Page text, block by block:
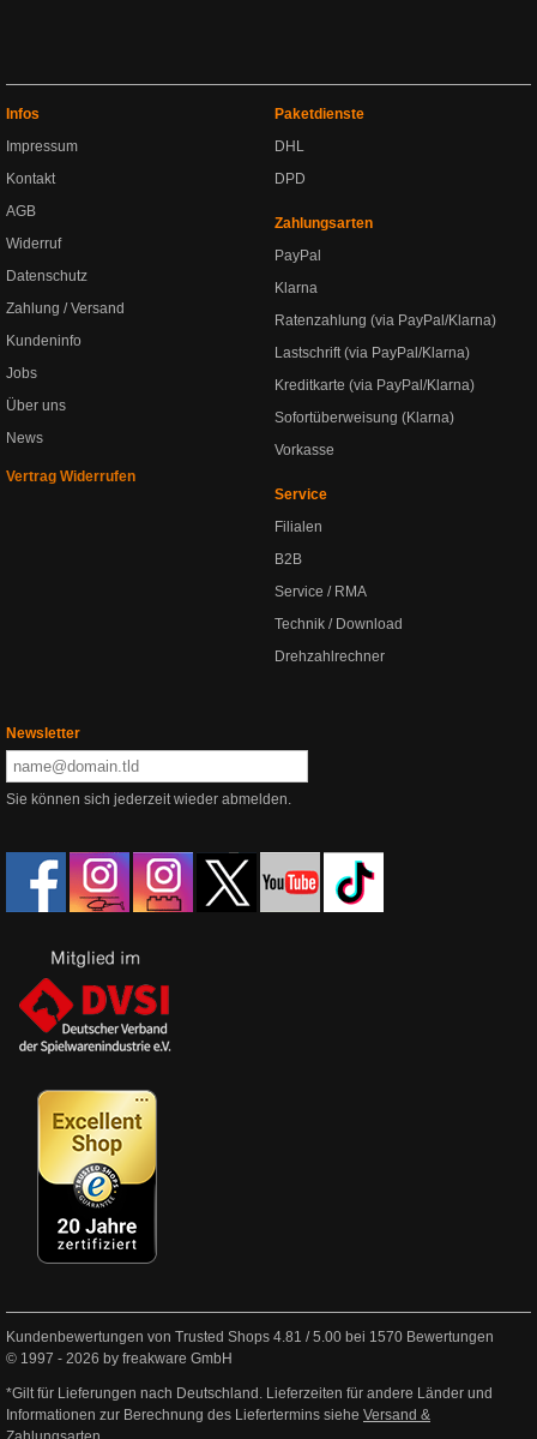
Infos
Impressum
Kontakt
AGB
Widerruf
Datenschutz
Zahlung / Versand
Kundeninfo
Jobs
Über uns
News
Vertrag Widerrufen
Paketdienste
DHL
DPD
Zahlungsarten
PayPal
Klarna
Ratenzahlung (via PayPal/Klarna)
Lastschrift (via PayPal/Klarna)
Kreditkarte (via PayPal/Klarna)
Sofortüberweisung (Klarna)
Vorkasse
Service
Filialen
B2B
Service / RMA
Technik / Download
Drehzahlrechner
Newsletter
Sie können sich jederzeit wieder abmelden.
Kundenbewertungen von Trusted Shops 4.81 /5.00 bei 1570 Bewertungen
© 1997 - 2026 by freakware GmbH
*Gilt für Lieferungen nach Deutschland. Lieferzeiten für andere Länder und
Informationen zur Berechnung des Liefertermins siehe Versand &